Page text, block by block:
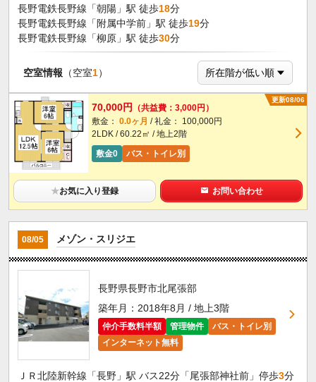
長野電鉄長野線「朝陽」駅 徒歩18分
長野電鉄長野線「附属中学前」駅 徒歩19分
長野電鉄長野線「柳原」駅 徒歩30分
空室情報 （空室1）
更新08/06
70,000円
（共益費：3,000円）
敷金： 0.0ヶ月 / 礼金： 100,000円
2LDK / 60.22㎡ / 地上2階
敷金0
バス・トイレ別
★お気に入り登録 お問い合わせ
08/05 メゾン・スリジエ
長野県長野市北尾張部
築年月：2018年8月 / 地上3階
仲介手数料半額 管理物件
バス・トイレ別
インターネット無料
ＪＲ北陸新幹線「長野」駅 バス22分「尾張部神社前」停歩3分